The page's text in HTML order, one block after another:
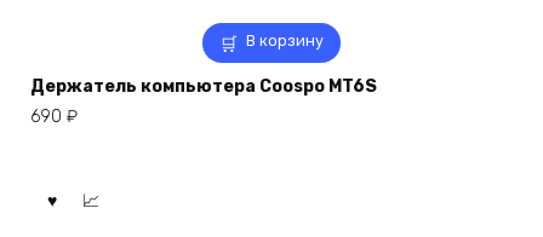
В корзину
Держатель компьютера Coospo MT6S
690 ₽